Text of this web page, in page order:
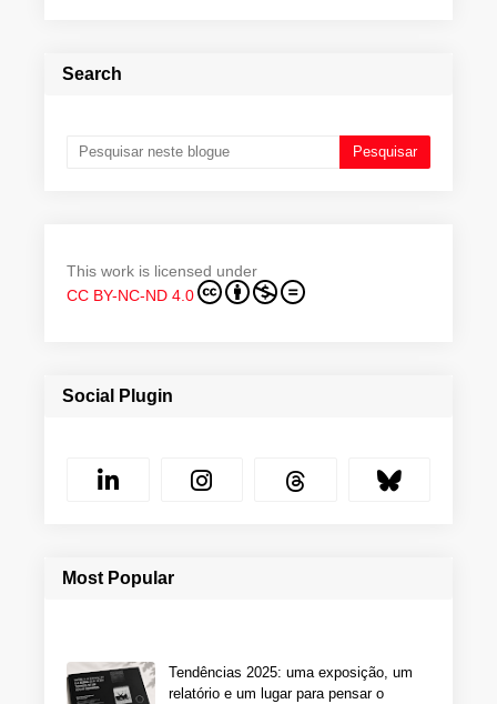
Search
This work is licensed under
CC BY-NC-ND 4.0
Social Plugin
Most Popular
Tendências 2025: uma exposição, um
relatório e um lugar para pensar o